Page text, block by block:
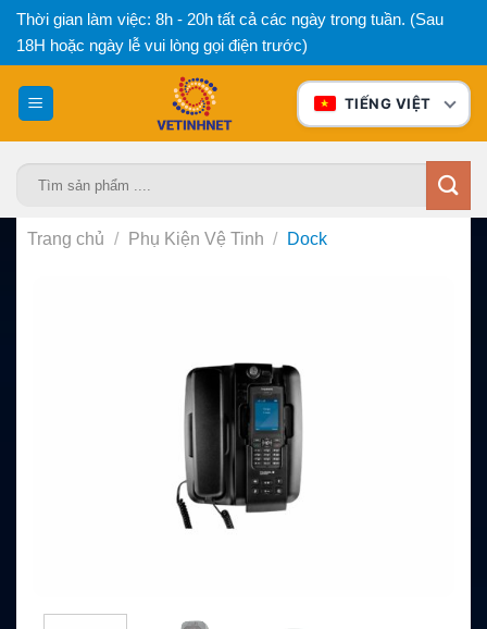
Bỏ
qua
nội
dung
Thời gian làm việc: 8h - 20h tất cả các ngày trong tuần. (Sau
18H hoặc ngày lễ vui lòng gọi điện trước)
TIẾNG VIỆT
Trang chủ / Phụ Kiện Vệ Tinh / Dock